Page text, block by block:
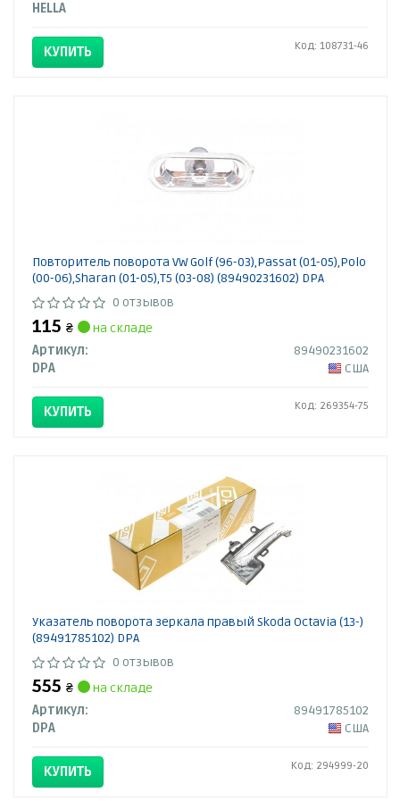
HELLA
КУПИТЬ Код: 108731-46
Повторитель поворота VW Golf (96-03),Passat (01-05),Polo
(00-06),Sharan (01-05),T5 (03-08) (89490231602) DPA
0 отзывов
115 ₴
на складе
Артикул:
89490231602
DPA
США
КУПИТЬ Код: 269354-75
Указатель поворота зеркала правый Skoda Octavia (13-)
(89491785102) DPA
0 отзывов
555 ₴
на складе
Артикул:
89491785102
DPA
США
КУПИТЬ Код: 294999-20